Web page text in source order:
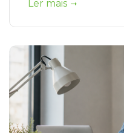
Ler mais